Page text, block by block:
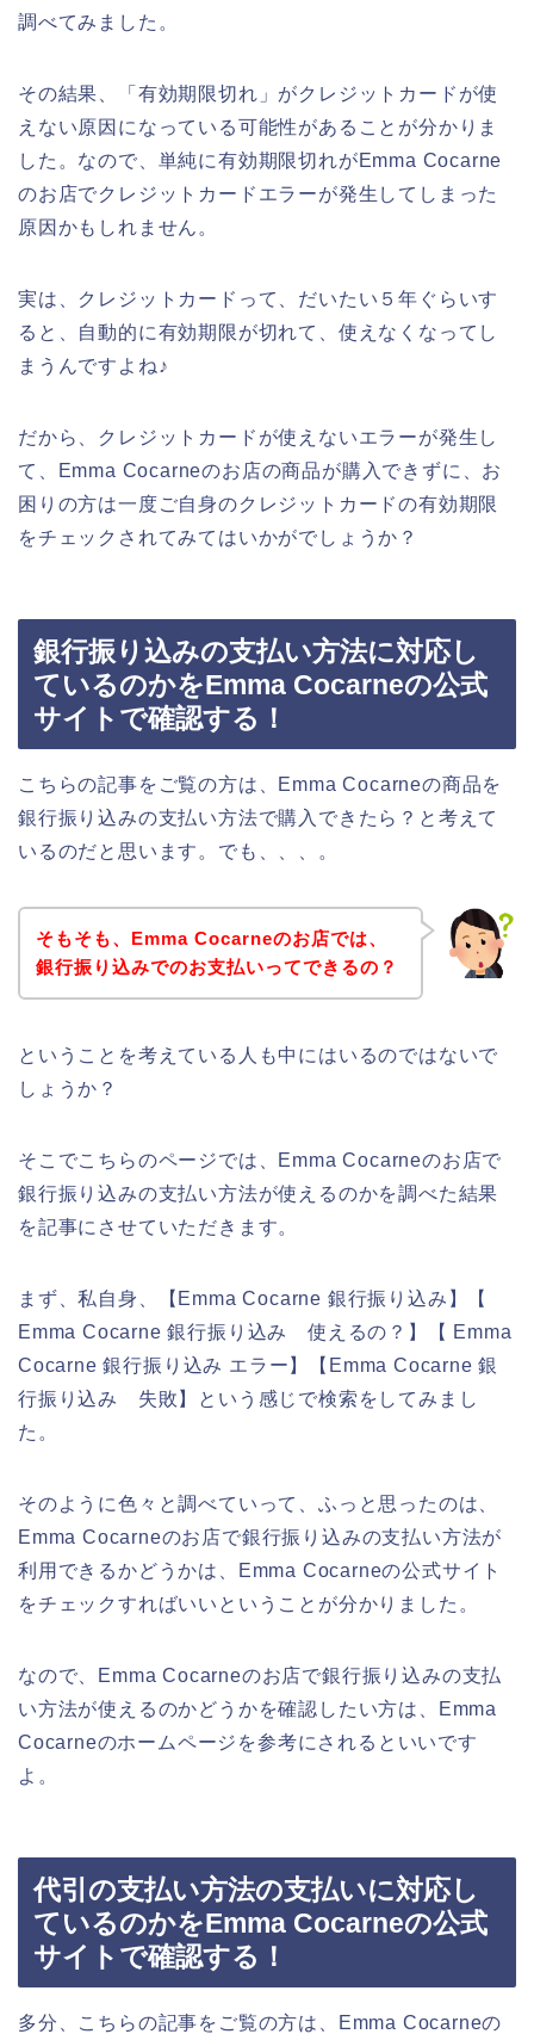
調べてみました。
その結果、「有効期限切れ」がクレジットカードが使
えない原因になっている可能性があることが分かりま
した。なので、単純に有効期限切れがEmma Cocarne
のお店でクレジットカードエラーが発生してしまった
原因かもしれません。
実は、クレジットカードって、だいたい５年ぐらいす
ると、自動的に有効期限が切れて、使えなくなってし
まうんですよね♪
だから、クレジットカードが使えないエラーが発生し
て、Emma Cocarneのお店の商品が購入できずに、お
困りの方は一度ご自身のクレジットカードの有効期限
をチェックされてみてはいかがでしょうか？
銀行振り込みの支払い方法に対応し
ているのかをEmma Cocarneの公式
サイトで確認する！
こちらの記事をご覧の方は、Emma Cocarneの商品を
銀行振り込みの支払い方法で購入できたら？と考えて
いるのだと思います。でも、、、。
そもそも、Emma Cocarneのお店では、
銀行振り込みでのお支払いってできるの？
ということを考えている人も中にはいるのではないで
しょうか？
そこでこちらのページでは、Emma Cocarneのお店で
銀行振り込みの支払い方法が使えるのかを調べた結果
を記事にさせていただきます。
まず、私自身、【Emma Cocarne 銀行振り込み】【
Emma Cocarne 銀行振り込み 使えるの？】【 Emma
Cocarne 銀行振り込み エラー】【Emma Cocarne 銀
行振り込み 失敗】という感じで検索をしてみまし
た。
そのように色々と調べていって、ふっと思ったのは、
Emma Cocarneのお店で銀行振り込みの支払い方法が
利用できるかどうかは、Emma Cocarneの公式サイト
をチェックすればいいということが分かりました。
なので、Emma Cocarneのお店で銀行振り込みの支払
い方法が使えるのかどうかを確認したい方は、Emma
Cocarneのホームページを参考にされるといいです
よ。
代引の支払い方法の支払いに対応し
ているのかをEmma Cocarneの公式
サイトで確認する！
多分、こちらの記事をご覧の方は、Emma Cocarneの